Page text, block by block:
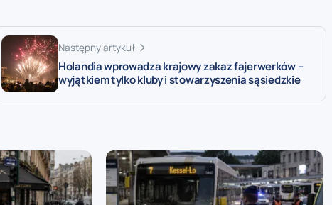
Następny artykuł
Holandia wprowadza krajowy zakaz fajerwerków –
wyjątkiem tylko kluby i stowarzyszenia sąsiedzkie